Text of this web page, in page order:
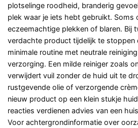
plotselinge roodheid, branderig
plek waar je iets hebt gebruikt. Soms
eczeemachtige plekken of blaren. Bij
verdachte product tijdelijk te stoppen
minimale routine met neutrale
verzorging. Een milde reiniger zoals
verwijdert vuil zonder de huid uit te
rustgevende olie of verzorgende
nieuw product op een klein stukje
reacties verdienen advies van een
Voor achtergrondinformatie over